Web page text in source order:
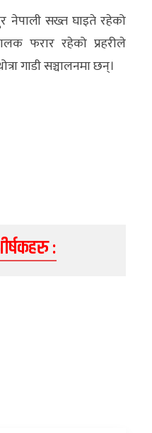
नेपाली सख्त घाइते रहेको
फरार रहेको प्रहरीले
गाडी सञ्चालनमा छन्।
: